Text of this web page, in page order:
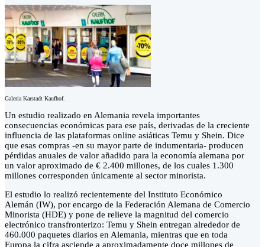
Galeria Karstadt Kaufhof.
Un estudio realizado en Alemania revela importantes
consecuencias económicas para ese país, derivadas de la creciente
influencia de las plataformas online asiáticas Temu y Shein. Dice
que esas compras -en su mayor parte de indumentaria- producen
pérdidas anuales de valor añadido para la economía alemana por
un valor aproximado de € 2.400 millones, de los cuales 1.300
millones corresponden únicamente al sector minorista.
El estudio lo realizó recientemente del Instituto Económico
Alemán (IW), por encargo de la Federación Alemana de Comercio
Minorista (HDE) y pone de relieve la magnitud del comercio
electrónico transfronterizo: Temu y Shein entregan alrededor de
460.000 paquetes diarios en Alemania, mientras que en toda
Europa la cifra asciende a aproximadamente doce millones de